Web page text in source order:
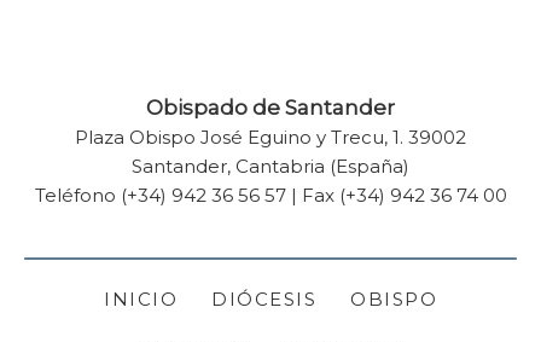
Obispado de Santander
Plaza Obispo José Eguino y Trecu, 1. 39002
Santander, Cantabria (España)
Teléfono (+34) 942 36 56 57 | Fax (+34) 942 36 74 00
INICIO DIÓCESIS OBISPO